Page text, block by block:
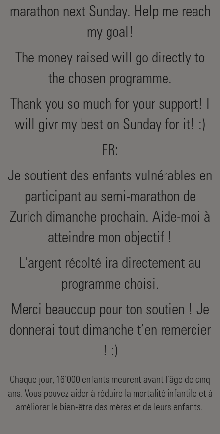
marathon next Sunday. Help me reach
my goal!
The money raised will go directly to
the chosen programme.
Thank you so much for your support! I
will givr my best on Sunday for it! :)
FR:
Je soutient des enfants vulnérables en
participant au semi-marathon de
Zurich dimanche prochain. Aide-moi à
atteindre mon objectif !
L'argent récolté ira directement au
programme choisi.
Merci beaucoup pour ton soutien ! Je
donnerai tout dimanche t’en remercier
! :)
Chaque jour, 16'000 enfants meurent avant l’âge de cinq
ans. Vous pouvez aider à réduire la mortalité infantile et à
améliorer le bien-être des mères et de leurs enfants.